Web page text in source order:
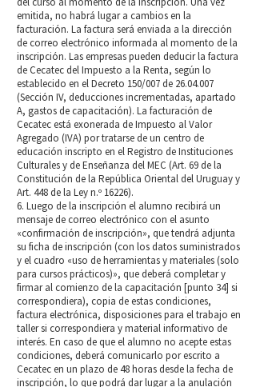
emitida, no habrá lugar a cambios en la
facturación. La factura será enviada a la dirección
de correo electrónico informada al momento de la
inscripción. Las empresas pueden deducir la factura
de Cecatec del Impuesto a la Renta, según lo
establecido en el Decreto 150/007 de 26.04.007
(Sección IV, deducciones incrementadas, apartado
A, gastos de capacitación). La facturación de
Cecatec está exonerada de Impuesto al Valor
Agregado (IVA) por tratarse de un centro de
educación inscripto en el Registro de Instituciones
Culturales y de Enseñanza del MEC (Art. 69 de la
Constitución de la República Oriental del Uruguay y
Art. 448 de la Ley n.º 16226).
6. Luego de la inscripción el alumno recibirá un
mensaje de correo electrónico con el asunto
«confirmación de inscripción», que tendrá adjunta
su ficha de inscripción (con los datos suministrados
y el cuadro «uso de herramientas y materiales (solo
para cursos prácticos)», que deberá completar y
firmar al comienzo de la capacitación [punto 34] si
correspondiera), copia de estas condiciones,
factura electrónica, disposiciones para el trabajo en
taller si correspondiera y material informativo de
interés. En caso de que el alumno no acepte estas
condiciones, deberá comunicarlo por escrito a
Cecatec en un plazo de 48 horas desde la fecha de
inscripción, lo que podrá dar lugar a la anulación